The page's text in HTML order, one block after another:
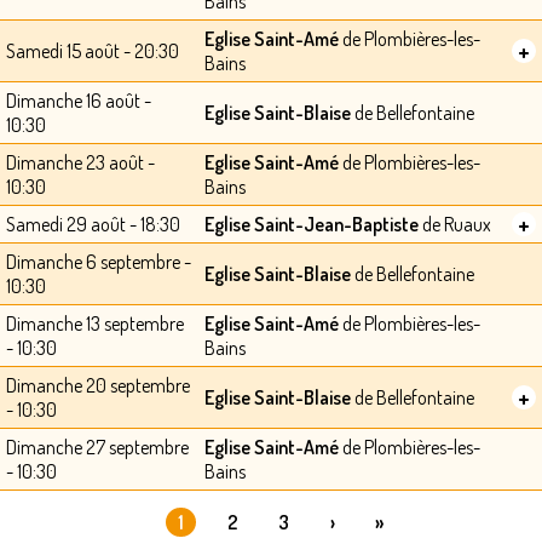
Samedi 15 août - 20:30 Eglise Saint-Améde Plombières-les-
Bains
+
Dimanche 16 août -
10:30
Eglise Saint-Blaisede Bellefontaine
Dimanche 23 août -
10:30
Eglise Saint-Améde Plombières-les-
Bains
Samedi 29 août - 18:30
Eglise Saint-Jean-Baptistede Ruaux +
Dimanche 6 septembre -
10:30
Eglise Saint-Blaisede Bellefontaine
Dimanche 13 septembre
- 10:30
Eglise Saint-Améde Plombières-les-
Bains
Dimanche 20 septembre
- 10:30
Eglise Saint-Blaisede Bellefontaine +
Dimanche 27 septembre
- 10:30
Eglise Saint-Améde Plombières-les-
Bains
1 2 3 › »